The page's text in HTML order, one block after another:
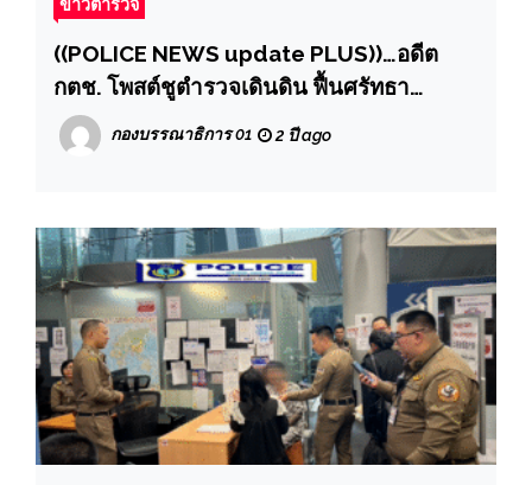
((POLICE NEWS update PLUS))…อดีต
กตช. โพสต์ชูตำรวจเดินดิน ฟื้นศรัทธา
ประชาชน สร้างสังคมปลอดภัย ผดุงความ
ยุติธรรม และเชื่อมั่นในสถาบันตำรวจของไทย
กองบรรณาธิการ 01 2 ปี ago